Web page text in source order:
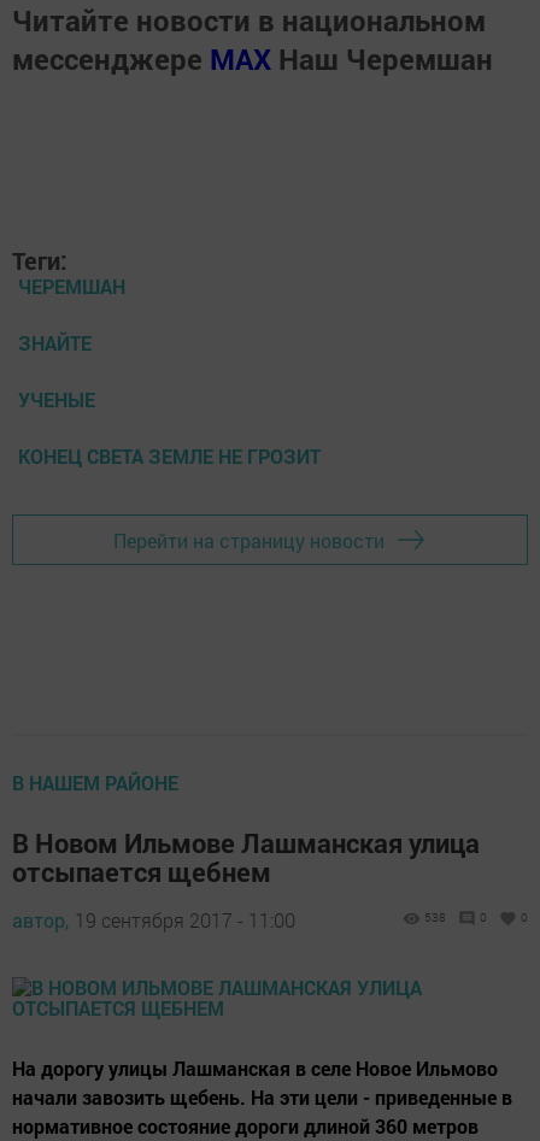
Читайте новости в национальном
мессенджере MАХ Наш Черемшан
Теги:
ЧЕРЕМШАН
ЗНАЙТЕ
УЧЕНЫЕ
КОНЕЦ СВЕТА ЗЕМЛЕ НЕ ГРОЗИТ
Перейти на страницу новости
В НАШЕМ РАЙОНЕ
В Новом Ильмове Лашманская улица
отсыпается щебнем
автор, 19 сентября 2017 - 11:00 538 0 0
На дорогу улицы Лашманская в селе Новое Ильмово
начали завозить щебень. На эти цели - приведенные в
нормативное состояние дороги длиной 360 метров